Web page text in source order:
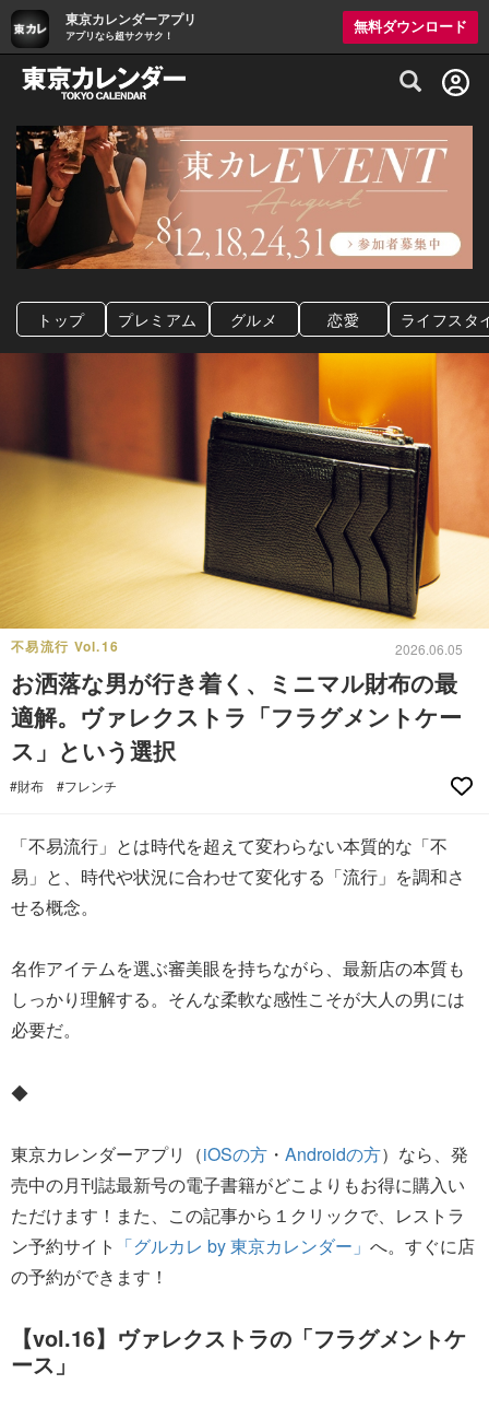
東京カレンダーアプリ
アプリなら超サクサク！
無料ダウンロード
グルメ情報・プレミアムレストラン予約
トップ プレミアム グルメ 恋愛 ライフスタ
不易流行 Vol.16 2026.06.05
お洒落な男が行き着く、ミニマル財布の最
適解。ヴァレクストラ「フラグメントケー
ス」という選択
#財布 #フレンチ
「不易流行」とは時代を超えて変わらない本質的な「不
易」と、時代や状況に合わせて変化する「流行」を調和さ
せる概念。
名作アイテムを選ぶ審美眼を持ちながら、最新店の本質も
しっかり理解する。そんな柔軟な感性こそが大人の男には
必要だ。
◆
東京カレンダーアプリ（iOSの方 ・ Androidの方）なら、発
売中の月刊誌最新号の電子書籍がどこよりもお得に購入い
ただけます！また、この記事から１クリックで、レストラ
ン予約サイト 「グルカレ by 東京カレンダー」 へ。すぐに店
の予約ができます！
【vol.16】ヴァレクストラの「フラグメントケ
ース」